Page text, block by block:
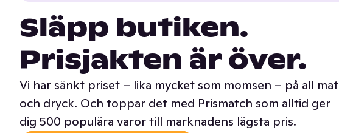
Släpp butiken.
Prisjakten är över.
Vi har sänkt priset – lika mycket som momsen – på all mat
och dryck. Och toppar det med Prismatch som alltid ger
dig 500 populära varor till marknadens lägsta pris.